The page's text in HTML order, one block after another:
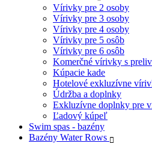
Vírivky pre 2 osoby
Vírivky pre 3 osoby
Vírivky pre 4 osoby
Vírivky pre 5 osôb
Vírivky pre 6 osôb
Komerčné vírivky s
Kúpacie kade
Hotelové exkluzívne
Údržba a doplnky
Exkluzívne doplnky pre
Ľadový kúpeľ
Swim spas - bazény
Bazény Water Rows